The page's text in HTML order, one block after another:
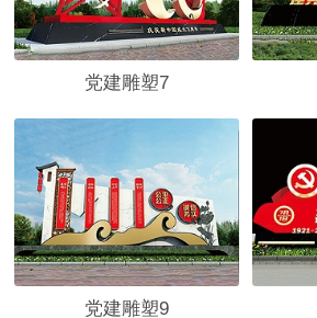
党建雕塑7
党建雕塑9